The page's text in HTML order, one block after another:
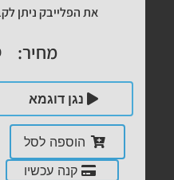
את הפלייבק ניתן
מחיר:
נגן דוגמא
הוספה לסל
קנה עכשיו